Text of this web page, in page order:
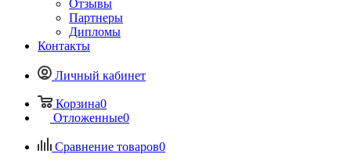
Отзывы
Партнеры
Дипломы
Контакты
Личный кабинет
Корзина0
Отложенные0
Сравнение товаров0